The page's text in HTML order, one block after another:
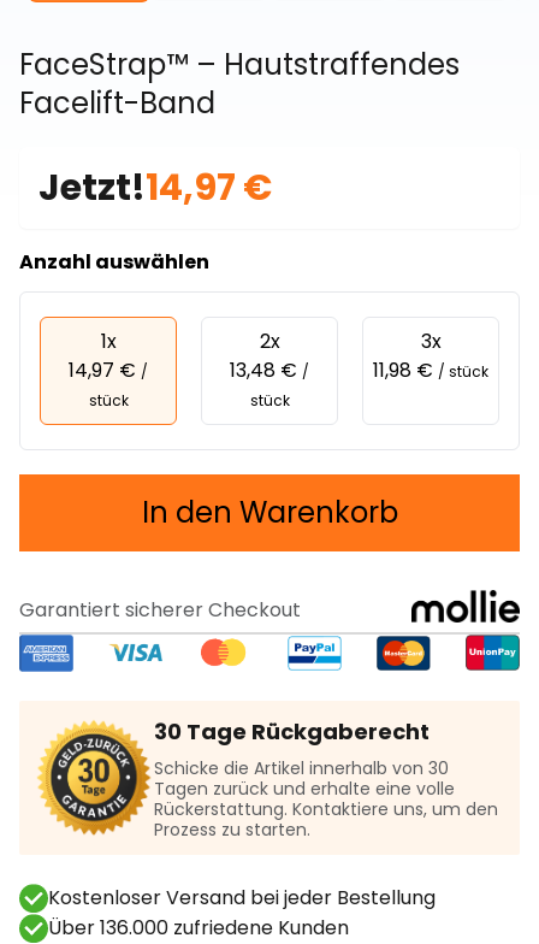
FaceStrap™ – Hautstraffendes
Facelift-Band
Jetzt!14,97 €
Anzahl auswählen
1x
14,97 € /
stück
2x
13,48 € /
stück
3x
11,98 € / stück
In den Warenkorb
Garantiert sicherer Checkout
30 Tage Rückgaberecht
Schicke die Artikel innerhalb von 30
Tagen zurück und erhalte eine volle
Rückerstattung. Kontaktiere uns, um den
Prozess zu starten.
Kostenloser Versand bei jeder Bestellung
Über 136.000 zufriedene Kunden